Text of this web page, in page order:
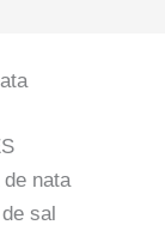
nata
sal